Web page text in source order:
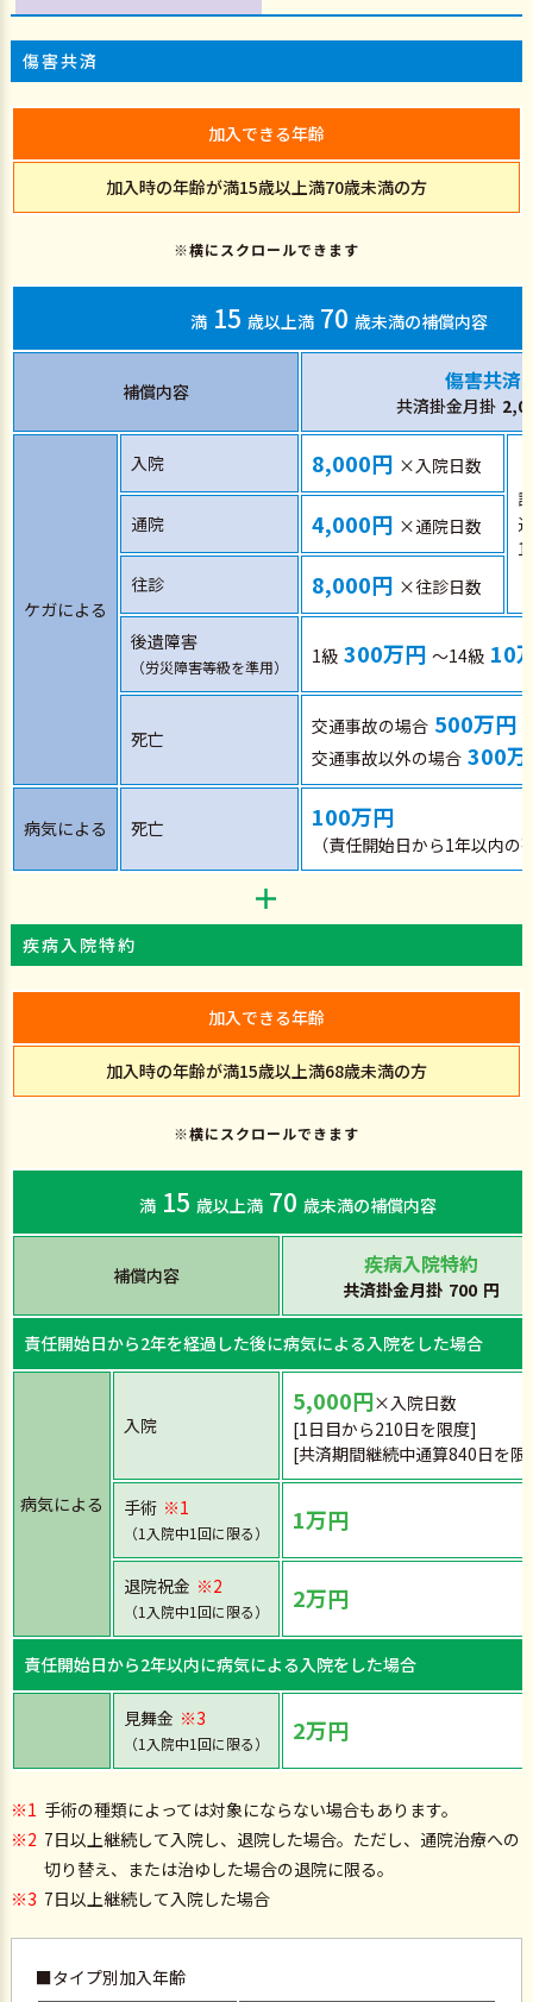
傷害共済
加入できる年齢
加入時の年齢が満15歳以上満70歳未満の方
※横にスクロールできます
満 15 歳以上満 70 歳未満の補償内容
補償内容 傷害共済
共済掛金月掛
ケガによる
入院 8,000円 ×入院日数
1
通院 4,000円 ×通院日数
往診 8,000円 ×往診日数
後遺障害
（労災障害等級を準用） 1級 300万円 ～14級 10
死亡
交通事故の場合 500万円
交通事故以外の場合 300万
病気による 死亡 100万円
（責任開始日から1年以内の
＋
疾病入院特約
加入できる年齢
加入時の年齢が満15歳以上満68歳未満の方
※横にスクロールできます
満 15 歳以上満 70 歳未満の補償内容
補償内容 疾病入院特約
共済掛金月掛 700 円
責任開始日から2年を経過した後に病気による入院をした場合
病気による
入院
5,000円×入院日数
[1日目から210日を限度]
[共済期間継続中通算840日を
手術 ※1
（1入院中1回に限る） 1万円
退院祝金 ※2
（1入院中1回に限る） 2万円
責任開始日から2年以内に病気による入院をした場合
見舞金 ※3
（1入院中1回に限る） 2万円
※1 手術の種類によっては対象にならない場合もあります。
※2 7日以上継続して入院し、退院した場合。ただし、通院治療への
切り替え、または治ゆした場合の退院に限る。
※3 7日以上継続して入院した場合
■タイプ別加入年齢